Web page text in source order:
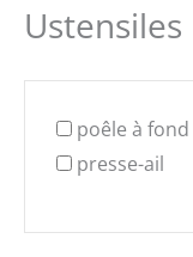
Ustensiles
poêle à
presse-ail